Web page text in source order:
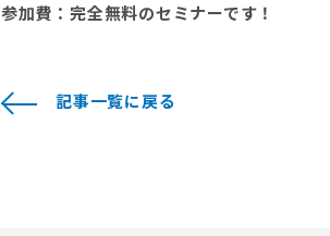
参加費：完全無料のセミナーです！
記事一覧に戻る